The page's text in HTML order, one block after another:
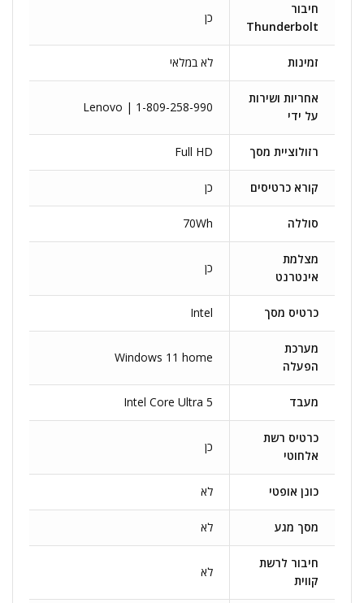
חיבור
Thunderbolt
כן
זמינות לא במלאי
אחריות ושירות
על ידי
Lenovo | 1-809-258-990
רזולוציית מסך Full HD
קורא כרטיסים כן
סוללה 70Wh
מצלמת
אינטרנט
כן
כרטיס מסך Intel
מערכת
הפעלה
Windows 11 home
מעבד Intel Core Ultra 5
כרטיס רשת
אלחוטי
כן
כונן אופטי לא
מסך מגע לא
חיבור לרשת
קווית
לא